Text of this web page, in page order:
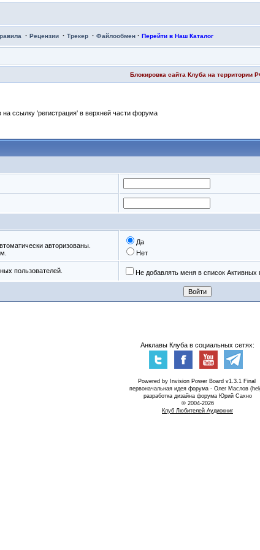
· Рецензии· Трекер· Файлообмен· Перейти в Наш Каталог
Блокировка сайта Клуба на территории
ссылку 'регистрация' в верхней части форума
авторизованы.
Да
Нет
пользователей. Не добавлять меня в список Активных
Анклавы Клуба в социальных сетях:
Powered by Invision Power Board v1.3.1 Final
первоначальная идея форума - Олег Маслов
разработка дизайна форума Юрий Сахно
© 2004-2026
Клуб Любителей Аудиокниг